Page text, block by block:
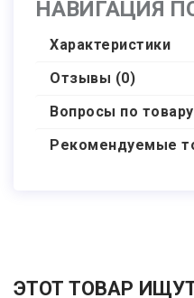
НАВИГАЦИЯ
Характеристики
Отзывы (0)
Вопросы по
Рекомендуемые
ЭТОТ ТОВАР